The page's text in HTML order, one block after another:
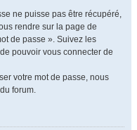
ne puisse pas être récupéré,
rendre sur la page de
de passe ». Suivez les
pouvoir vous connecter de
votre mot de passe, nous
forum.